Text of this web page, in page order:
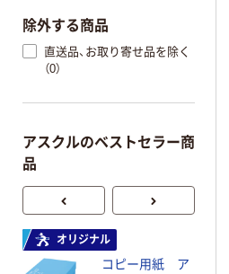
除外する商品
直送品、お取り寄せ品を除く
（0）
アスクルのベストセラー商
品
オリジナル
コピー用紙 ア